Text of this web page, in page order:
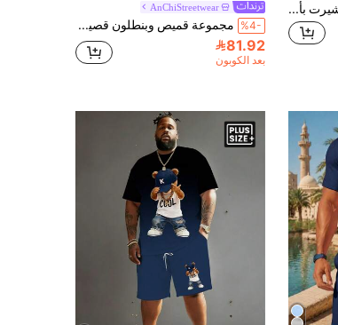
Manfinity Homme طقم تيشيرت بأكمام قصيرة وشورت مطبوع بطباعة جرافيك للرجال كبار الحجم، كاجوال صيفي AnChiStreetwear
%4- مجموعة قميص وبنطلون قصير الأكمام بطبعة حيوانية عصرية للرجال كبار الحجم، مناسبة للارتداء اليومي والخارجي والشارع، 2 قطعة/مجموعة
81.92
بعد الكوبون